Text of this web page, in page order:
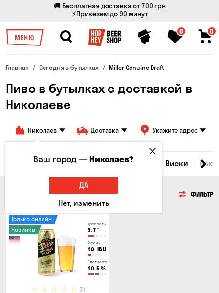
🚚 Бесплатная доставка от 700 грн
⚡Привезем до 90 минут
МЕНЮ
0 0
Главная Сегодня в бутылках Miller Genuine Draft
Пиво в бутылках с доставкой в
Николаеве
Николаев Доставка Укажите адрес
Все товары Пиво Сидр Виски
ФИЛЬТР
Крепость
4.7 °
Горечь
10 IBU
Плотность
10.5 %
(0)
Только онлайн
Новинка
Ваш город —Николаев?
ДА
Нет, изменить